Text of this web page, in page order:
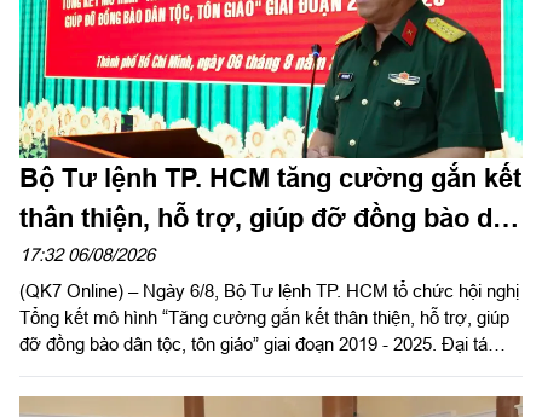
động Công ty Cảng ICD Tây Nam.
Bộ Tư lệnh TP. HCM tăng cường gắn kết
thân thiện, hỗ trợ, giúp đỡ đồng bào dân
tộc, tôn giáo
17:32 06/08/2026
(QK7 Online) – Ngày 6/8, Bộ Tư lệnh TP. HCM tổ chức hội nghị
Tổng kết mô hình “Tăng cường gắn kết thân thiện, hỗ trợ, giúp
đỡ đồng bào dân tộc, tôn giáo” giai đoạn 2019 - 2025. Đại tá
đạo hội nghị.